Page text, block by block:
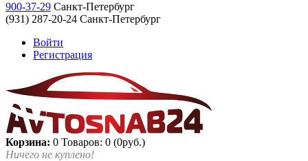
900-37-29 Санкт-Петербург
(931) 287-20-24 Санкт-Петербург
Войти
Регистрация
Корзина: 0 Товаров: 0 (0руб.)
Ничего не куплено!